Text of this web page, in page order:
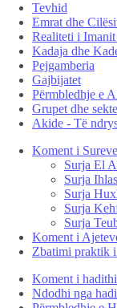
Tevhid
Emrat dhe
Realiteti i Imanit
Kadaja dhe
Pejgamberia
Gajbijatet
Përmbledhje e
Grupet dhe
Akide - Të
Koment i
Surja El
Surja Ihlas
Surja
Surja
Surja
Koment i
Zbatimi praktik
Koment i
Ndodhi nga